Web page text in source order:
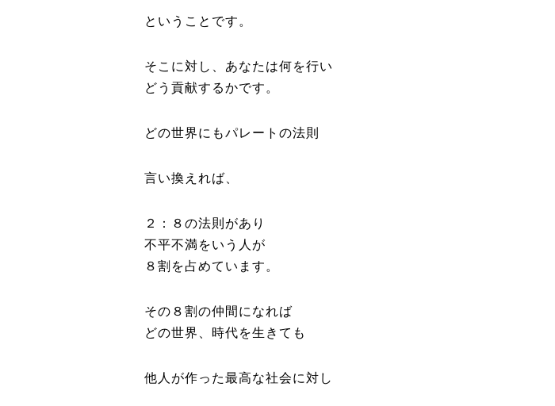
ということです。
そこに対し、あなたは何を行い
どう貢献するかです。
どの世界にもパレートの法則
言い換えれば、
２：８の法則があり
不平不満をいう人が
８割を占めています。
その８割の仲間になれば
どの世界、時代を生きても
他人が作った最高な社会に対し